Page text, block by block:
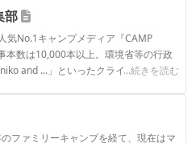
部
気No.1キャンプメディア『CAMP
本数は10,000本以上。環境省等の行政
and ...」といったクライアントとの
...続きを読む
プロフィール
ファミリーキャンプを経て、現在はマ